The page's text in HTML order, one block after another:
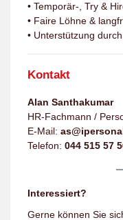
• Temporär-, Try &
• Faire Löhne &
• Unterstützung
Kontakt
Alan Santhakumar
HR-Fachmann /
E-Mail:
Telefon: 044 515 57
Interessiert?
Gerne können Sie